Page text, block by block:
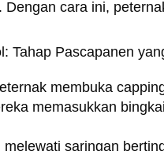
Dengan cara ini,
Tahap Pascapanen
membuka
memasukkan
melewati saringan